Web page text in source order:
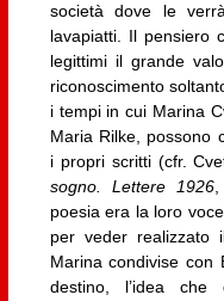
società dove le
lavapiatti. Il pensiero
legittimi il grande
riconoscimento
i tempi in cui Marina
Maria Rilke, possono
i propri scritti (cfr.
sogno. Lettere 1926,
poesia era la loro
per veder realizzato
Marina condivise con
destino, l’idea